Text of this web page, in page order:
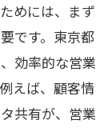
めには、まず
です。東京都
効率的な営業
えば、顧客情
共有が、営業